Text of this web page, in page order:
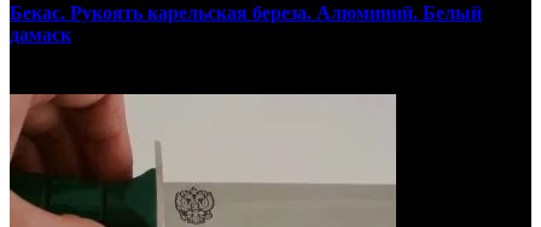
Бекас. Рукоять карельская береза. Алюминий. Белый
дамаск